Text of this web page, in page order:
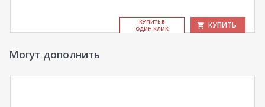
КУ­ПИТЬ В
ОДИН КЛИК
КУПИТЬ
Могут дополнить